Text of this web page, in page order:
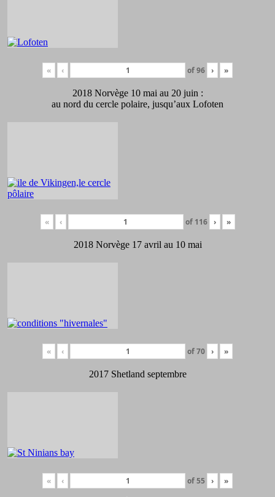
« ‹ of96 › »
2018 Norvège 10 mai au 20 juin :
au nord du cercle polaire, jusqu’aux Lofoten
« ‹ of 116 › »
2018 Norvège 17 avril au 10 mai
« ‹ of70 › »
2017 Shetland septembre
« ‹ of55 › »